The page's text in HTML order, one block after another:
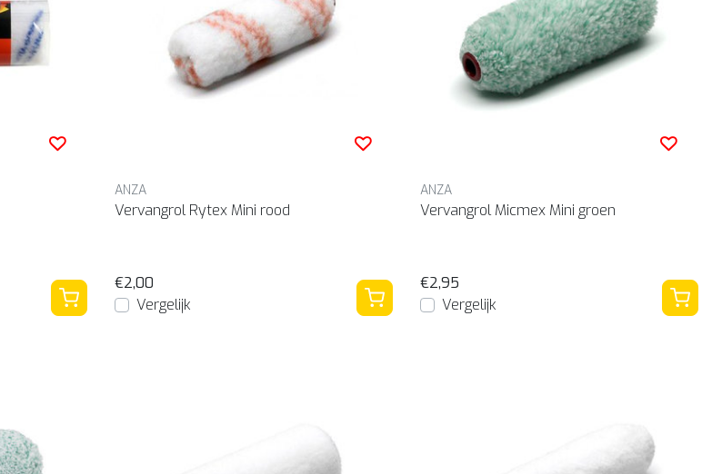
ANZA
Vervangrol Rytex Mini rood
€2,00
Vergelijk
ANZA
Vervangrol Micmex Mini groen
€2,95
Vergelijk